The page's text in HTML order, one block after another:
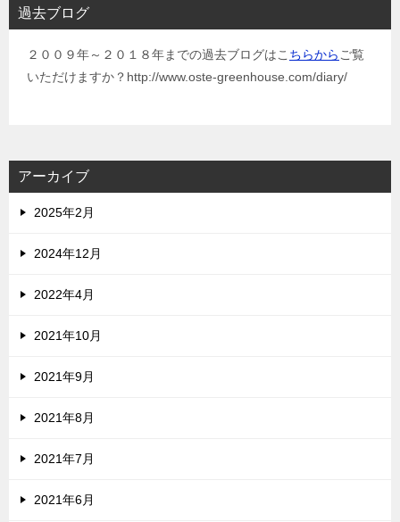
過去ブログ
２００９年～２０１８年までの過去ブログはこ ちらから ご覧
いただけますか？http://www.oste-greenhouse.com/diary/
アーカイブ
2025年2月
2024年12月
2022年4月
2021年10月
2021年9月
2021年8月
2021年7月
2021年6月